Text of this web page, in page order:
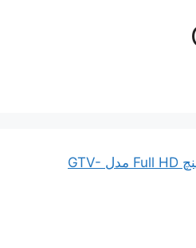
تلویزیون جی پلاس 43 اینچ Full HD مدل GTV-